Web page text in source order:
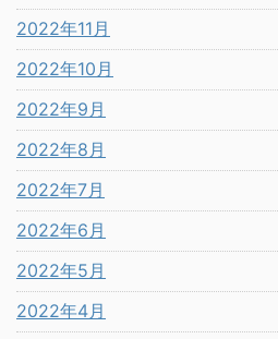
2022年11月
2022年10月
2022年9月
2022年8月
2022年7月
2022年6月
2022年5月
2022年4月